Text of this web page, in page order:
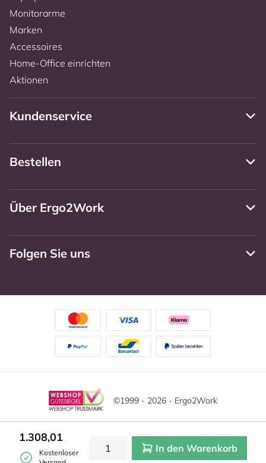
1.308,01
Kostenloser
In den Warenkorb
Monitorarme
Marken
Accessoires
Home-Office einrichten
Aktionen
Kundenservice
Bestellen
Über Ergo2Work
Folgen Sie uns
©1999 - 2026 - Ergo2Work
Haftungsausschluss
Allgemeine Geschäftsbedingungen
Cookie-Einstellungen